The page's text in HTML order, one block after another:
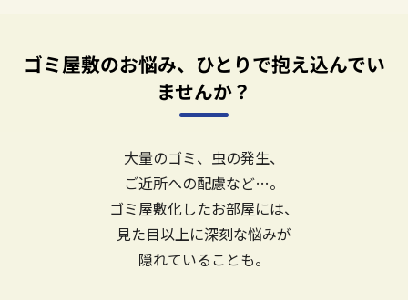
ゴミ屋敷のお悩み、ひとりで抱え込んでい
ませんか？
大量のゴミ、虫の発生、
ご近所への配慮など…。
ゴミ屋敷化したお部屋には、
見た目以上に深刻な悩みが
隠れていることも。